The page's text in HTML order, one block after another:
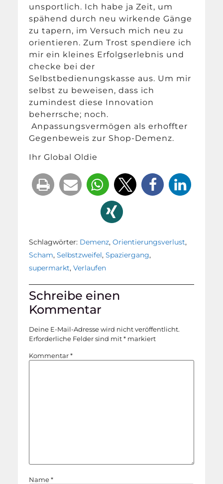
unsportlich. Ich habe ja Zeit, um
spähend durch neu wirkende Gänge
zu tapern, im Versuch mich neu zu
orientieren. Zum Trost spendiere ich
mir ein kleines Erfolgserlebnis und
checke bei der
Selbstbedienungskasse aus. Um mir
selbst zu beweisen, dass ich
zumindest diese Innovation
beherrsche; noch.
Anpassungsvermögen als erhoffter
Gegenbeweis zur Shop-Demenz.
Ihr Global Oldie
Schlagwörter: Demenz,Orientierungsverlust,
Scham,Selbstzweifel,Spaziergang,
supermarkt,Verlaufen
Schreibe einen
Kommentar
Deine E-Mail-Adresse wird nicht veröffentlicht.
Erforderliche Felder sind mit* markiert
Kommentar*
Name*